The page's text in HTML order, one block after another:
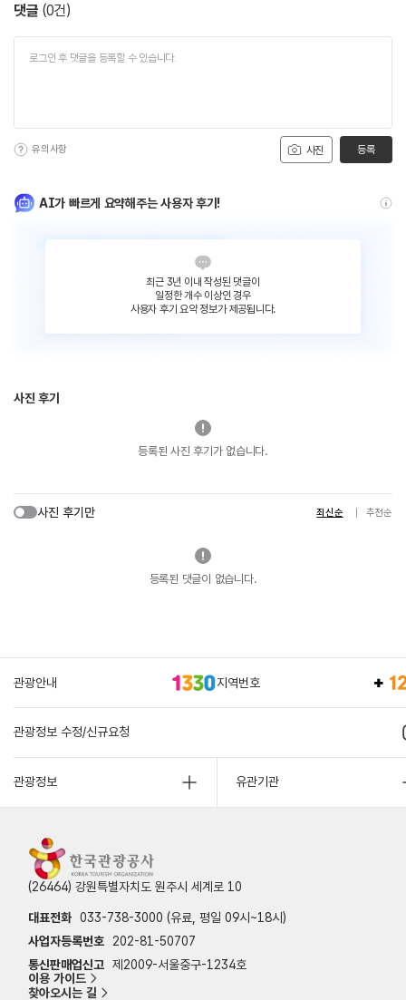
댓글 (0건)
사진
유의사항 등록
AI가 빠르게 요약해주는 사용자 후기!
최근 3년 이내 작성된 댓글이
일정한 개수 이상인 경우
사용자 후기 요약 정보가 제공됩니다.
사진 후기
등록된 사진 후기가 없습니다.
사진 후기만 최신순 추천순
등록된 댓글이 없습니다.
관광안내 지역번호
관광정보 수정/신규요청
관광정보 유관기관
(26464) 강원특별자치도 원주시 세계로 10
대표전화 033-738-3000 (유료, 평일 09시~18시)
사업자등록번호
202-81-50707
통신판매업신고 제2009-서울중구-1234호
이용 가이드
찾아오시는 길